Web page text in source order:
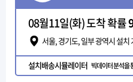
08월11일(화) 도착 확률
서울, 경기도, 일부 광역시 설치
설치배송시뮬레이터 빅데이터 분석을